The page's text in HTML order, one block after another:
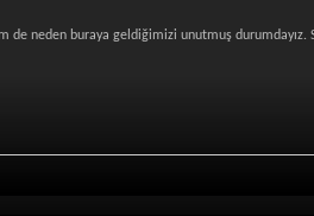
neden buraya geldiğimizi unutmuş durumdayız.